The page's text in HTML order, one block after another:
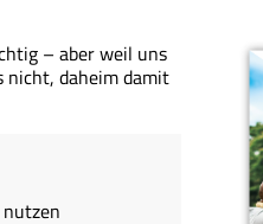
– aber weil uns
nicht, daheim damit